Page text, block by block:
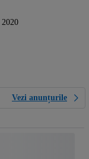
2020
Vezi anunțurile